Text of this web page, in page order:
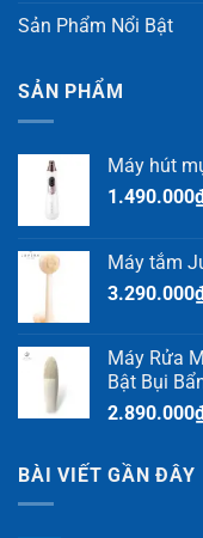
Sản Phẩm Nổi Bật
SẢN PHẨM
Máy hút
1.490.000
Máy tắm
3.290.000
Máy Rửa
Bật Bụi
2.890.000
BÀI VIẾT GẦN ĐÂY